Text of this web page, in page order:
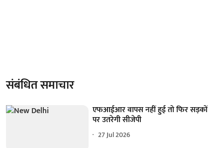
संबंधित समाचार
एफआईआर वापस नहीं हुई तो फिर सड़कों
पर उतरेगी सीजेपी
27 Jul 2026